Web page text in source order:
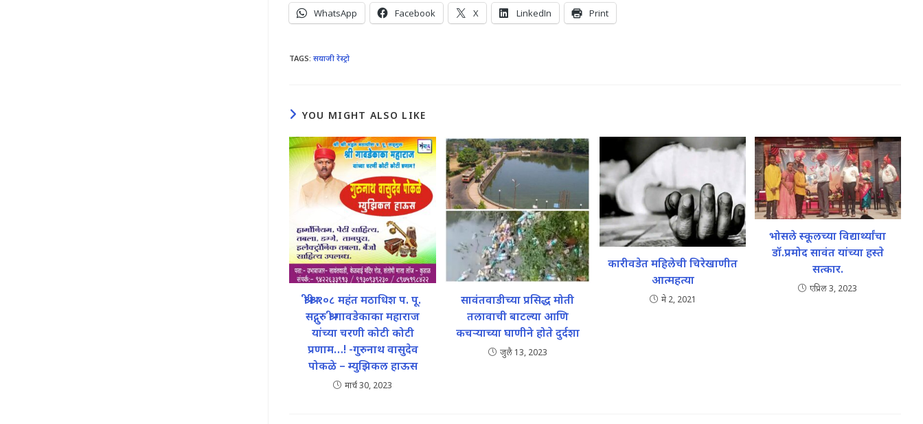
WhatsApp Facebook X LinkedIn Print
TAGS:सयाजी रेस्ट्रो
YOU MIGHT ALSO LIKE
श्री श्री १०८ महंत मठाधिश प. पू.
सद्गुरु श्री गावडेकाका महाराज
यांच्या चरणी कोटी कोटी
प्रणाम…! -गुरुनाथ वासुदेव
पोकळे – म्युझिकल हाऊस
मार्च 30, 2023
सावंतवाडीच्या प्रसिद्ध मोती
तलावाची बाटल्या आणि
कचऱ्याच्या घाणीने होते दुर्दशा
जुलै 13, 2023
कारीवडेत महिलेची चिरेखाणीत
आत्महत्या
मे 2, 2021
भोसले स्कूलच्या विद्यार्थ्यांचा
डॉ.प्रमोद सावंत यांच्या हस्ते
सत्कार.
एप्रिल 3, 2023